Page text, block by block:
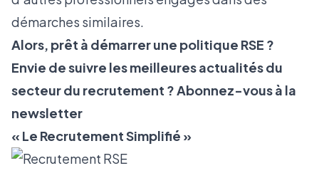
démarches similaires.
Alors, prêt à démarrer une politique RSE ?
Envie de suivre les meilleures actualités du
secteur du recrutement ? Abonnez-vous à la
newsletter
« Le Recrutement Simplifié »